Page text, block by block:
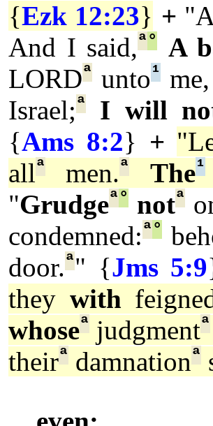
{Ezk 12:23} +
And I said,ª° A
LORDª unto¹me,
Israel;ª I will
{Ams 8:2} +
allª men.ª The¹
"Grudgeª° notª
condemned:ª°
door.ª" {Jms 5:9
they with
whoseª judgmentª
theirª damnationª